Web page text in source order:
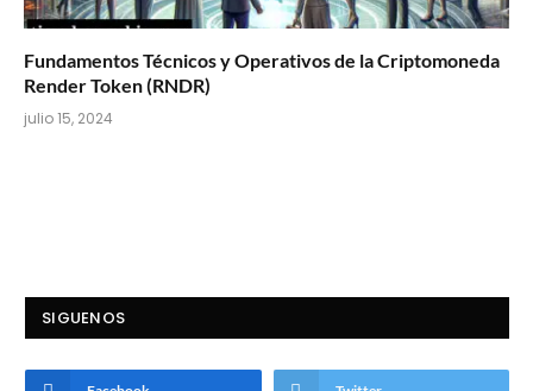
Fundamentos Técnicos y Operativos de la Criptomoneda
Render Token (RNDR)
julio 15, 2024
SIGUENOS